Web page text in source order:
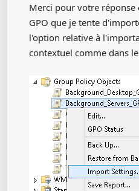
Merci pour votre réponse
GPO que je tente
l'option relative à
contextuel comme dans